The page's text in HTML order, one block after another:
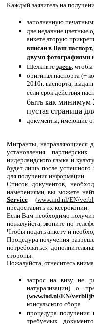
Каждый заявитель на
заполненную
две недавние цветные
анкете,вторую
вписан в Ваш
двумя фотографиями
Щелкните здесь, чтобы
оригинал паспорта (+
2010г. паспорта,
если срок действия
быть как минимум
пустая страница
документы, имеющие
Мигранты, направляющиеся
установления
нидерландского языка и
будет лишь после
для получения информации.
Cписок документов,
намерениями, вы можете
Service
(www.ind.nl/EN/
предоставить их ксерокопии.
Если Вам необходимо
пожалуйста, звоните по
Чтобы подать анкету и
Процедура получения
потребоваться
стороны.
Пожалуйста, отнеситесь
запрос на визу не
натурализации) о
(www.ind.nl/EN/
консульского сбора.
процедура получения
требуемых